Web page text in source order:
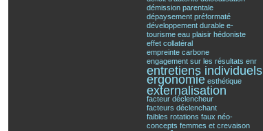
démission parentale
dépaysement préformaté
développement durable e-
tourisme eau plaisir hédoniste
effet collatéral
empreinte carbone
engagement sur les résultats enr
entretiens individuels
ergonomie esthétique
externalisation
facteur déclencheur
facteurs déclenchant
faibles rotations faux néo-
concepts femmes et crevaison